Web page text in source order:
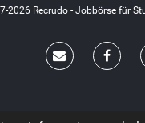
2026 Recrudo - Jobbörse für